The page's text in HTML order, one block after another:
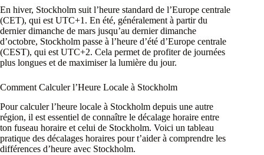
En hiver, Stockholm suit l’heure standard de l’Europe centrale
(CET), qui est UTC+1. En été, généralement à partir du
dernier dimanche de mars jusqu’au dernier dimanche
d’octobre, Stockholm passe à l’heure d’été d’Europe centrale
(CEST), qui est UTC+2. Cela permet de profiter de journées
plus longues et de maximiser la lumière du jour.
Comment Calculer l’Heure Locale à Stockholm
Pour calculer l’heure locale à Stockholm depuis une autre
région, il est essentiel de connaître le décalage horaire entre
ton fuseau horaire et celui de Stockholm. Voici un tableau
pratique des décalages horaires pour t’aider à comprendre les
différences d’heure avec Stockholm.